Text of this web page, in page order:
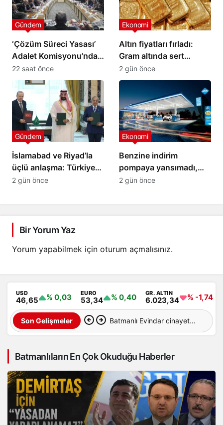
‘Çözüm Süreci Yasası’
Adalet Komisyonu’ndan
geçti
Gündem
22 saat önce
Altın fiyatları fırladı:
Gram altında sert
yükseliş
Ekonomi
2 gün önce
İslamabad ve Riyad’la
üçlü anlaşma: Türkiye
yeni savunma ittifakını
Gündem
2 gün önce
Benzine indirim
pompaya yansımadı,
yeni zam geliyor
Ekonomi
2 gün önce
Bir Yorum Yaz
Yorum yapabilmek için oturum açmalısınız.
USD
46,65 % 0,03 EURO
53,34 % 0,40 GR. ALTIN
6.023,34 % -1,74
Son Gelişmeler Batmanlı Evindar cinayete
aranıyor…
Batmanlıların En Çok Okuduğu Haberler